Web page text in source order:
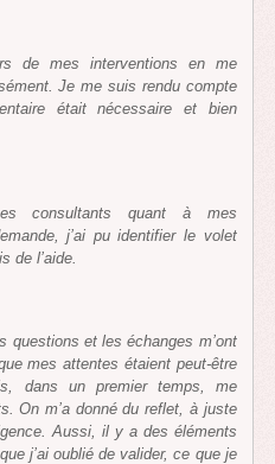
de mes interventions en me
Je me suis rendu compte
était nécessaire et bien
consultants quant à mes
j’ai pu identifier le volet
de l’aide.
questions et les échanges m’ont
mes attentes étaient peut-être
dans un premier temps, me
On m’a donné du reflet, à juste
Aussi, il y a des éléments
j’ai oublié de valider, ce que je